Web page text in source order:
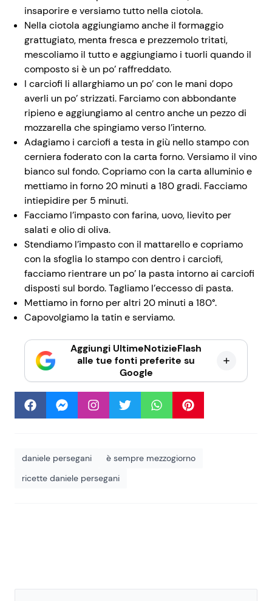
insaporire e versiamo tutto nella ciotola.
Nella ciotola aggiungiamo anche il formaggio
grattugiato, menta fresca e prezzemolo tritati,
mescoliamo il tutto e aggiungiamo i tuorli quando il
composto si è un po’ raffreddato.
I carciofi li allarghiamo un po’ con le mani dopo
averli un po’ strizzati. Farciamo con abbondante
ripieno e aggiungiamo al centro anche un pezzo di
mozzarella che spingiamo verso l’interno.
Adagiamo i carciofi a testa in giù nello stampo con
cerniera foderato con la carta forno. Versiamo il vino
bianco sul fondo. Copriamo con la carta alluminio e
mettiamo in forno 20 minuti a 180 gradi. Facciamo
intiepidire per 5 minuti.
Facciamo l’impasto con farina, uovo, lievito per
salati e olio di oliva.
Stendiamo l’impasto con il mattarello e copriamo
con la sfoglia lo stampo con dentro i carciofi,
facciamo rientrare un po’ la pasta intorno ai carciofi
disposti sul bordo. Tagliamo l’eccesso di pasta.
Mettiamo in forno per altri 20 minuti a 180°.
Capovolgiamo la tatin e serviamo.
Aggiungi UltimeNotizieFlash
alle tue fonti preferite su
Google
daniele persegani
è sempre mezzogiorno
ricette daniele persegani